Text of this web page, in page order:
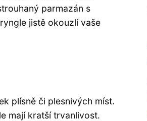
parmazán s
jistě okouzlí vaše
plísně či plesnivých míst.
mají kratší trvanlivost.